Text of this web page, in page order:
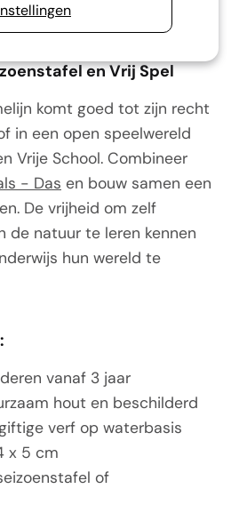
planeet.
en Vrij Spel
komt goed tot zijn recht
in een open speelwereld
Vrije School. Combineer
- Das en bouw samen een
De vrijheid om zelf
de natuur te leren kennen
hun wereld te
vanaf 3 jaar
hout en beschilderd
verf op waterbasis
x 5 cm
of